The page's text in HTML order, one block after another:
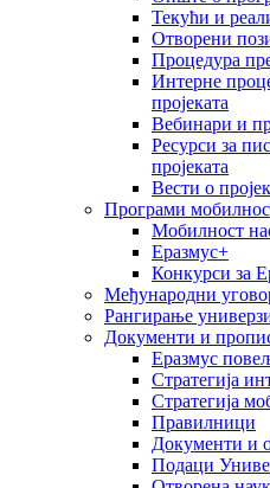
Текући и
Отворени
Процедура
Интерне
пројеката
Вебинари и
Ресурси за
пројеката
Вести о
Програми
Мобилност
Еразмус+
Конкурси за
Међународни
Рангирање
Документи и
Еразмус
Стратегија
Стратегија
Правилници
Документи и
Подаци